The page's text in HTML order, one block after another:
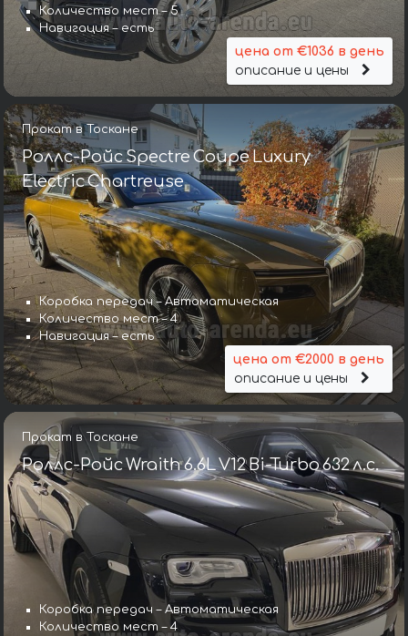
Количество мест – 5
Навигация – есть
цена от €1036 в день
описание и цены
Прокат в Тоскане
Роллс-Ройс Spectre Coupe Luxury
Electric Chartreuse
Коробка передач – Автоматическая
Количество мест – 4
Навигация – есть
цена от €2000 в день
описание и цены
Прокат в Тоскане
Роллс-Ройс Wraith 6.6L V12 Bi-Turbo 632 л.с.
Коробка передач – Автоматическая
Количество мест – 4